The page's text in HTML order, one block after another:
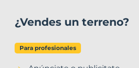
¿Vendes un terreno?
Para profesionales